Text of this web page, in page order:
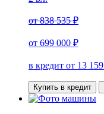
от838 535 ₽
от 699 000 ₽
в кредит от 13 159
Купить в кредит